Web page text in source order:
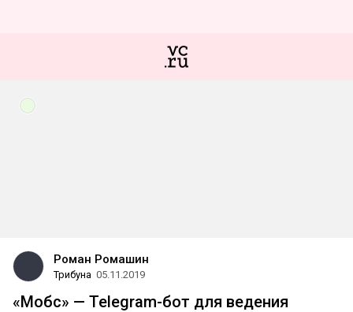
Роман Ромашин
Трибуна 05.11.2019
«Мобс» — Telegram-бот для ведения